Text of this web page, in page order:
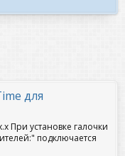
для
При установке галочки
подключается